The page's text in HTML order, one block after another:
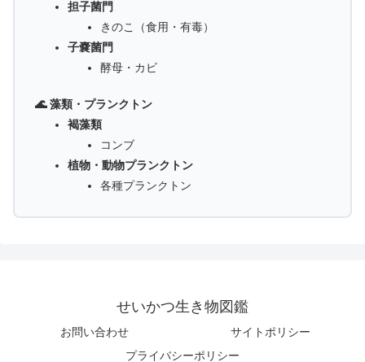
担子菌門
きのこ（食用・有毒）
子嚢菌門
酵母・カビ
🌊 藻類・プランクトン
褐藻類
コンブ
植物・動物プランクトン
各種プランクトン
せいかつ生き物図鑑
お問い合わせ
サイトポリシー
プライバシーポリシー